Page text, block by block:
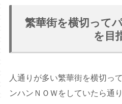
繁華街を横切って
を目
人通りが多い繁華街を横切っ
ンハンＮＯＷをしていたら通